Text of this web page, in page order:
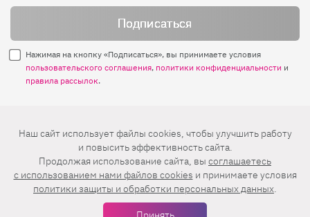
Нажимая на кнопку «Подписаться», вы принимаете условия
пользовательского соглашения, политики конфиденциальности и
правила рассылок.
Нашли ошибку? Выделите ее и нажмите
Ctrl+Enter
© 2026 АО «БКМ», ОГРН 1027739494584, ИНН 7705056238
127018, Москва, ул. Полковая, д. 3, стр. 4, помещение I, комн. 23
16+
Дизайн сайта —Студия Евгения и Ольги Апрель
Наш сайт использует файлы cookies, чтобы улучшить работу
и повысить эффективность сайта.
Продолжая использование сайта, вы соглашаетесь
c использованием нами файлов cookies и принимаете условия
политики защиты и обработки персональных данных.